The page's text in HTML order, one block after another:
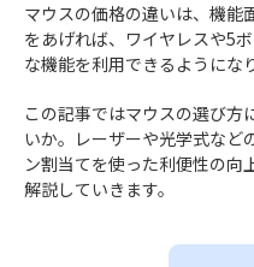
マウスの価格の違いは、機能
をあげれば、ワイヤレスや5
な機能を利用できるようにな
この記事ではマウスの選び方
いか。レーザーや光学式など
ン割当てを使った利便性の向
解説していきます。